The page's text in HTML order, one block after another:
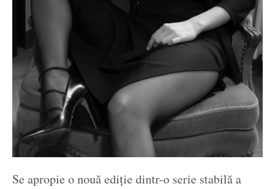
Se apropie o nouă ediție dintr-o serie stabilă a